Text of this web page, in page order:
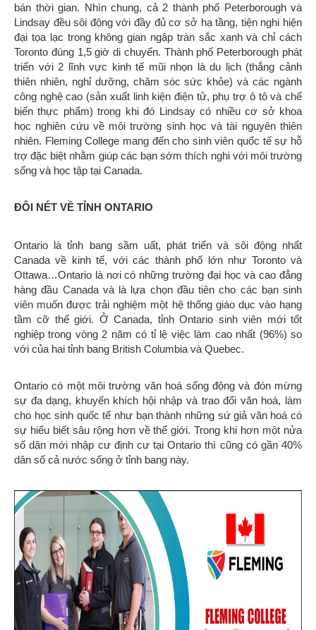
bán thời gian. Nhìn chung, cả 2 thành phố Peterborough và
Lindsay đều sôi động với đầy đủ cơ sở hạ tầng, tiện nghi hiện
đại tọa lạc trong không gian ngập tràn sắc xanh và chỉ cách
Toronto đúng 1,5 giờ di chuyển. Thành phố Peterborough phát
triển với 2 lĩnh vực kinh tế mũi nhọn là du lịch (thắng cảnh
thiên nhiên, nghỉ dưỡng, chăm sóc sức khỏe) và các ngành
công nghệ cao (sản xuất linh kiện điện tử, phụ trợ ô tô và chế
biến thực phẩm) trong khi đó Lindsay có nhiều cơ sở khoa
học nghiên cứu về môi trường sinh học và tài nguyên thiên
nhiên. Fleming College mang đến cho sinh viên quốc tế sự hỗ
trợ đặc biệt nhằm giúp các bạn sớm thích nghi với môi trường
sống và học tập tại Canada.
ĐÔI NÉT VỀ TỈNH ONTARIO
Ontario là tỉnh bang sầm uất, phát triển và sôi động nhất
Canada về kinh tế, với các thành phố lớn như Toronto và
Ottawa…Ontario là nơi có những trường đại học và cao đẳng
hàng đầu Canada và là lựa chọn đầu tiên cho các bạn sinh
viên muốn được trải nghiệm một hệ thống giáo dục vào hạng
tầm cỡ thế giới. Ở Canada, tỉnh Ontario sinh viên mới tốt
nghiệp trong vòng 2 năm có tỉ lệ việc làm cao nhất (96%) so
với của hai tỉnh bang British Columbia và Quebec.
Ontario có một môi trường văn hoá sống động và đón mừng
sự đa dạng, khuyến khích hội nhập và trao đổi văn hoá, làm
cho học sinh quốc tế như bạn thành những sứ giả văn hoá có
sự hiểu biết sâu rộng hơn về thế giới. Trong khi hơn một nửa
số dân mới nhập cư định cư tại Ontario thì cũng có gần 40%
dân số cả nước sống ở tỉnh bang này.